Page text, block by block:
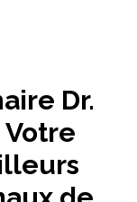
Dr.
Votre